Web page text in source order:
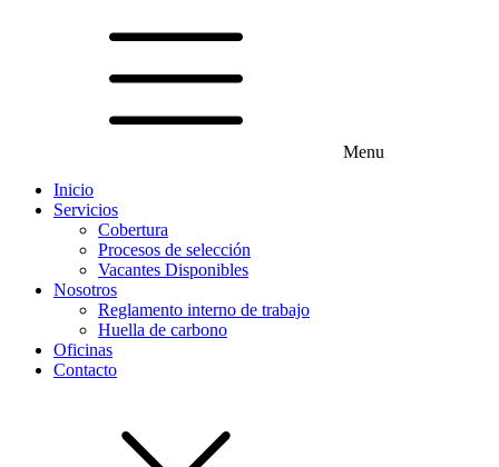
Menu
Inicio
Servicios
Cobertura
Procesos de selección
Vacantes Disponibles
Nosotros
Reglamento interno de trabajo
Huella de carbono
Oficinas
Contacto